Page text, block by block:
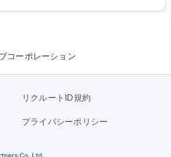
コーポレーション
リクルートID規約
プライバシーポリシー